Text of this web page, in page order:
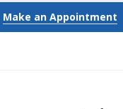
Make an Appointment